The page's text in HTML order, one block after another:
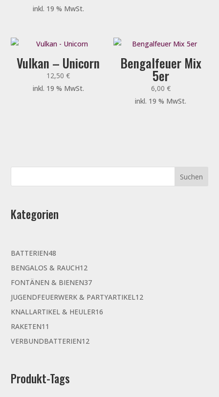
inkl. 19 % MwSt.
Vulkan – Unicorn
12,50€
inkl. 19 % MwSt.
Bengalfeuer Mix
5er
6,00 €
inkl. 19 % MwSt.
Kategorien
BATTERIEN48
Produkte
BENGALOS & RAUCH1212
Produkte
FONTÄNEN & BIENEN3737
Produkte
JUGENDFEUERWERK & PARTYARTIKEL1212
KNALLARTIKEL & HEULER16
RAKETEN11
Produkte
VERBUNDBATTERIEN1212
Produkt-Tags